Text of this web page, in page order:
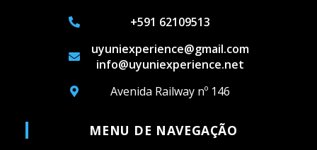
+591 62109513
uyuniexperience@gmail.com
info@uyuniexperience.net
Avenida Railway nº 146
MENU DE NAVEGAÇÃO